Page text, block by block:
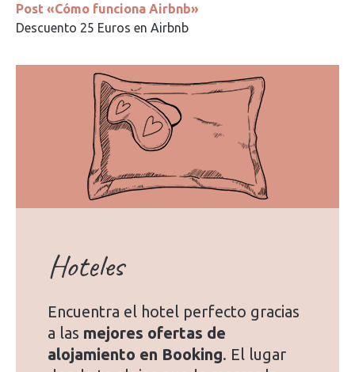
Post «Cómo funciona Airbnb»
Descuento 25 Euros en Airbnb
Hoteles
Encuentra el hotel perfecto gracias
a las mejores ofertas de
alojamiento en Booking. El lugar